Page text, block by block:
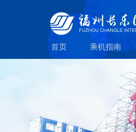
首页 乘机指南